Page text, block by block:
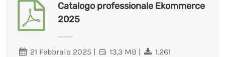
Catalogo professionale Ekommerce
2025
21 Febbraio 2025 | 13,3 MB | 1.261